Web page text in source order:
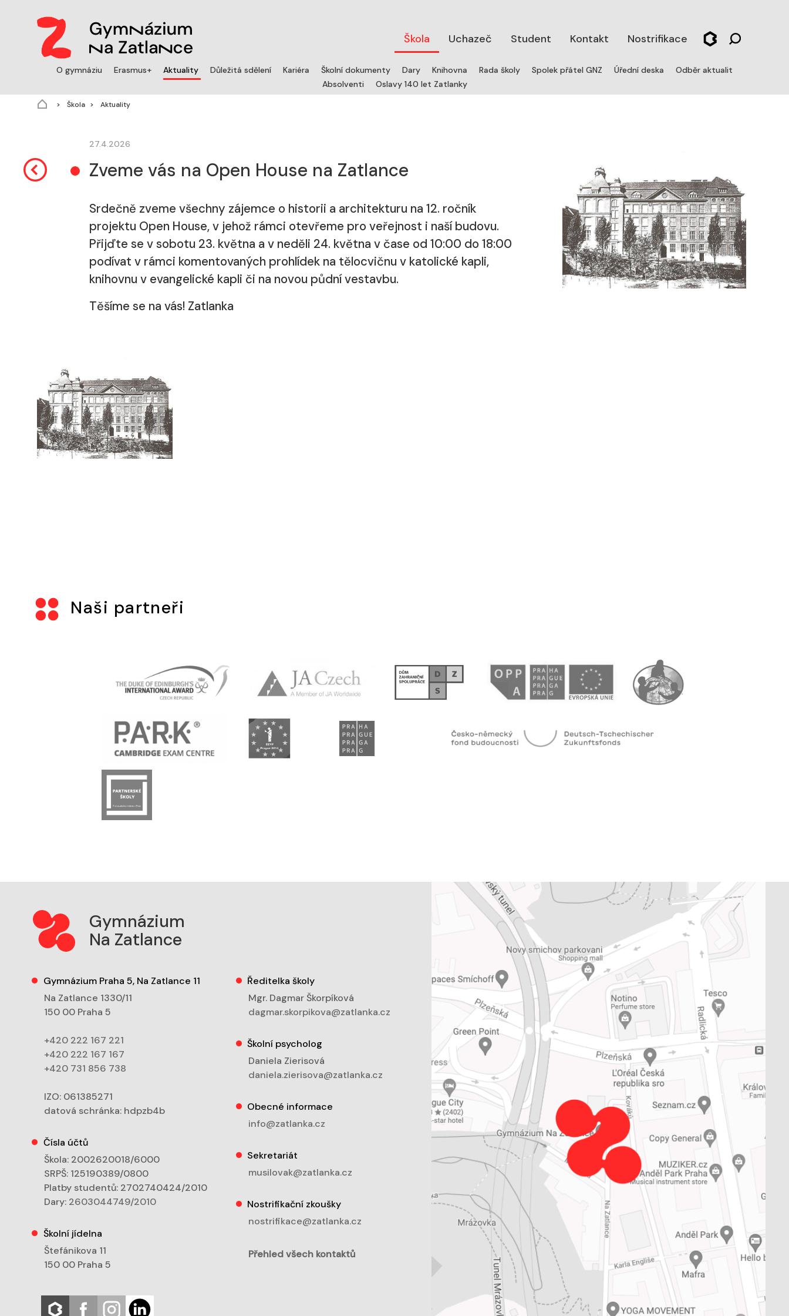
Škola Uchazeč Student Kontakt Nostrifikace
O gymnáziu Erasmus+ Aktuality (aktuální)
Důležitá sdělení Kariéra Školní dokumenty Dary Knihovna Rada školy Spolek přátel GNZ Úřední deska
Odběr aktualit
Absolventi
Oslavy 140 let Zatlanky
Škola Aktuality
27.4.2026
Zveme vás na Open House na Zatlance
Srdečně zveme všechny zájemce o historii a architekturu na 12. ročník
projektu Open House, v jehož rámci otevřeme pro veřejnost i naší budovu.
Přijďte se v sobotu 23. května a v neděli 24. května v čase od 10:00 do 18:00
podívat v rámci komentovaných prohlídek na tělocvičnu v katolické kapli,
knihovnu v evangelické kapli či na novou půdní vestavbu.
Těšíme se na vás! Zatlanka
Naši partneři
Gymnázium
Na Zatlance
Gymnázium Praha 5, Na Zatlance 11
Na Zatlance 1330/11
150 00 Praha 5
+420 222 167 221
+420 222 167 167
+420 731 856 738
IZO: 061385271
datová schránka: hdpzb4b
Čísla účtů
Škola: 2002620018/6000
SRPŠ: 125190389/0800
Platby studentů: 2702740424/2010
Dary: 2603044749/2010
Školní jídelna
Štefánikova 11
150 00 Praha 5
Ředitelka školy
Mgr. Dagmar Škorpíková
dagmar.skorpikova@zatlanka.cz
Školní psycholog
Daniela Zierisová
daniela.zierisova@zatlanka.cz
Obecné informace
info@zatlanka.cz
Sekretariát
musilovak@zatlanka.cz
Nostrifikační zkoušky
nostrifikace@zatlanka.cz
Přehled všech kontaktů